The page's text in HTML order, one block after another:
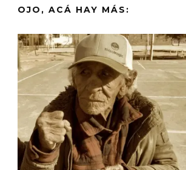
OJO, ACÁ HAY MÁS: